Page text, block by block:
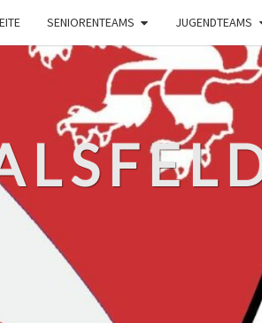
SENIORENTEAMS JUGENDTEAMS